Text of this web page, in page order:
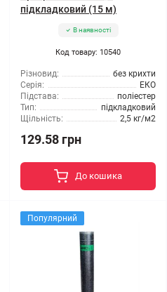
підкладковий (15 м)
В наявності
Код товару: 10540
Різновид:
без крихти
Серія:
ЕКО
Підстава:
поліестер
Тип:
підкладковий
Щільність:
2,5 кг/м2
129.58 грн
До кошика
Популярний